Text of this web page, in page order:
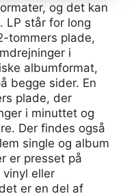
og det kan
står for long
tommers plade,
i
albumformat,
begge sider. En
plade, der
i minuttet og
Der findes også
single og album
er presset på
eller
er en del af